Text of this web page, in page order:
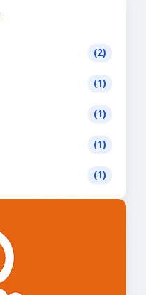
(2)
(1)
(1)
(1)
(1)